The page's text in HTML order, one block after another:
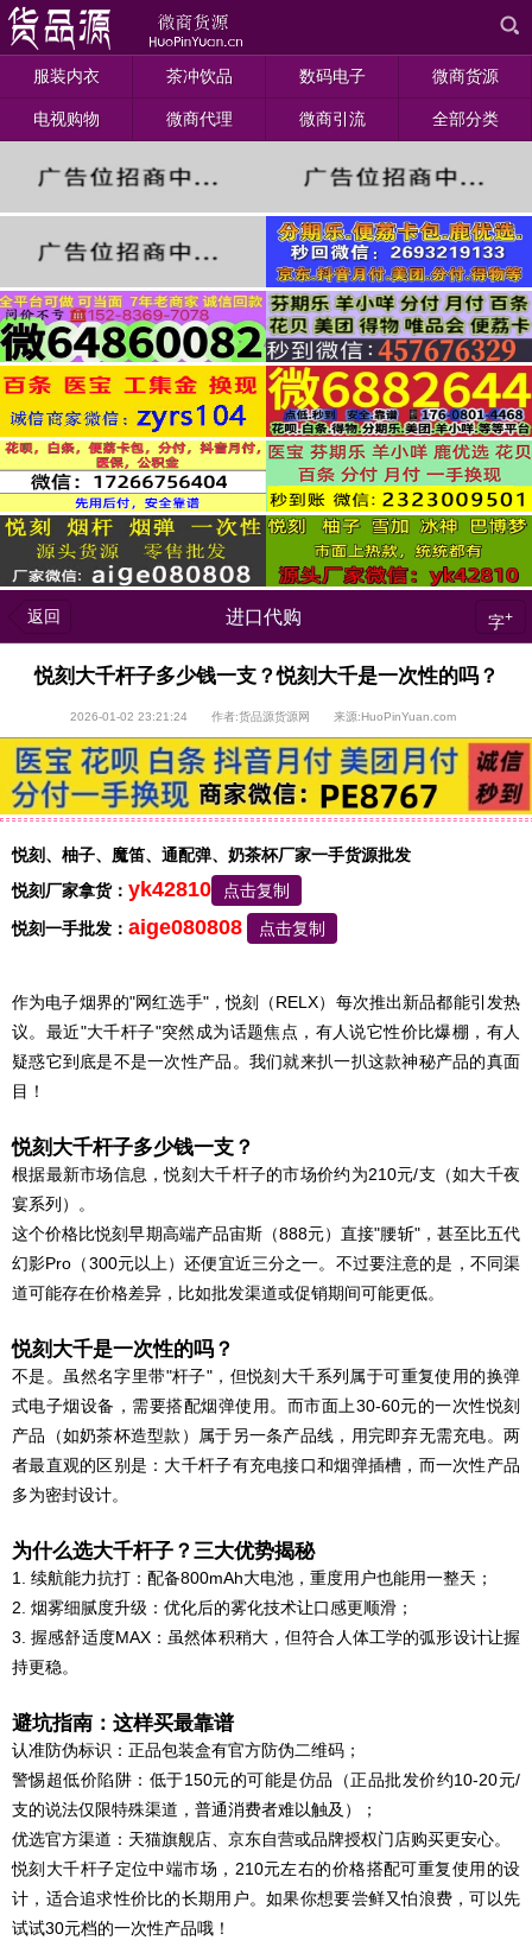
服装内衣 茶冲饮品 数码电子 微商货源
电视购物 微商代理 微商引流 全部分类
返回 进口代购 字+
悦刻大千杆子多少钱一支？悦刻大千是一次性的吗？
2026-01-02 23:21:24 作者:货品源货源网 来源:HuoPinYuan.com
悦刻、柚子、魔笛、通配弹、奶茶杯厂家一手货源批发
悦刻厂家拿货： yk42810
点击复制
悦刻一手批发： aige080808 点击复制
作为电子烟界的"网红选手"，悦刻（RELX）每次推出新品都能引发热
议。最近"大千杆子"突然成为话题焦点，有人说它性价比爆棚，有人
疑惑它到底是不是一次性产品。我们就来扒一扒这款神秘产品的真面
目！
悦刻大千杆子多少钱一支？
根据最新市场信息，悦刻大千杆子的市场价约为210元/支（如大千夜
宴系列）。
这个价格比悦刻早期高端产品宙斯（888元）直接"腰斩"，甚至比五代
幻影Pro（300元以上）还便宜近三分之一。不过要注意的是，不同渠
道可能存在价格差异，比如批发渠道或促销期间可能更低。
悦刻大千是一次性的吗？
不是。虽然名字里带"杆子"，但悦刻大千系列属于可重复使用的换弹
式电子烟设备，需要搭配烟弹使用。而市面上30-60元的一次性悦刻
产品（如奶茶杯造型款）属于另一条产品线，用完即弃无需充电。两
者最直观的区别是：大千杆子有充电接口和烟弹插槽，而一次性产品
多为密封设计。
为什么选大千杆子？三大优势揭秘
1. 续航能力抗打：配备800mAh大电池，重度用户也能用一整天；
2. 烟雾细腻度升级：优化后的雾化技术让口感更顺滑；
3. 握感舒适度MAX：虽然体积稍大，但符合人体工学的弧形设计让握
持更稳。
避坑指南：这样买最靠谱
认准防伪标识：正品包装盒有官方防伪二维码；
警惕超低价陷阱：低于150元的可能是仿品（正品批发价约10-20元/
支的说法仅限特殊渠道，普通消费者难以触及）；
优选官方渠道：天猫旗舰店、京东自营或品牌授权门店购买更安心。
悦刻大千杆子定位中端市场，210元左右的价格搭配可重复使用的设
计，适合追求性价比的长期用户。如果你想要尝鲜又怕浪费，可以先
试试30元档的一次性产品哦！